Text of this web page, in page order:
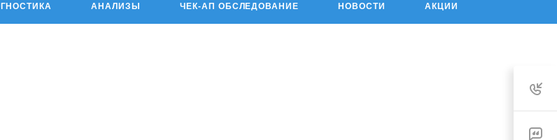
АНАЛИЗЫ ЧЕК-АП ОБСЛЕДОВАНИЕ НОВОСТИ АКЦИИ